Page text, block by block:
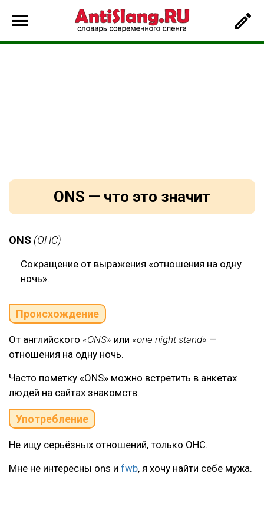
ONS — что это значит
ONS (ОНС)
Сокращение от выражения «отношения на одну
ночь».
Происхождение
От английского «ONS» или «one night stand» —
отношения на одну ночь.
Часто пометку «ONS» можно встретить в анкетах
людей на сайтах знакомств.
Употребление
Не ищу серьёзных отношений, только ОНС.
Мне не интересны ons и fwb, я хочу найти себе мужа.